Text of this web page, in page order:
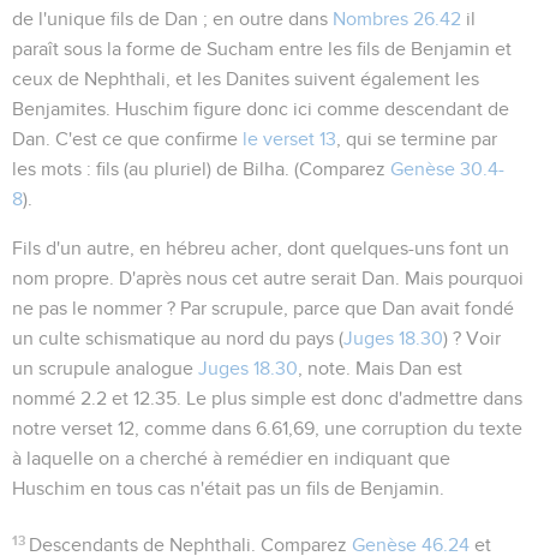
de l'unique fils de Dan ; en outre dans Nombres 26.42 il
paraît sous la forme de Sucham entre les fils de Benjamin et
ceux de Nephthali, et les Danites suivent également les
Benjamites. Huschim figure donc ici comme descendant de
Dan. C'est ce que confirme le verset 13 , qui se termine par
les mots : fils (au pluriel) de Bilha . (Comparez Genèse 30.4-
8).
Fils d'un autre , en hébreu acher , dont quelques-uns font un
nom propre. D'après nous cet autre serait Dan. Mais pourquoi
ne pas le nommer ? Par scrupule, parce que Dan avait fondé
un culte schismatique au nord du pays (Juges 18.30) ? Voir
un scrupule analogue Juges 18.30 , note. Mais Dan est
nommé 2.2 et 12.35 . Le plus simple est donc d'admettre dans
notre verset 12, comme dans 6.61,69 , une corruption du texte
à laquelle on a cherché à remédier en indiquant que
Huschim en tous cas n'était pas un fils de Benjamin.
13 Descendants de Nephthali. Comparez Genèse 46.24 et